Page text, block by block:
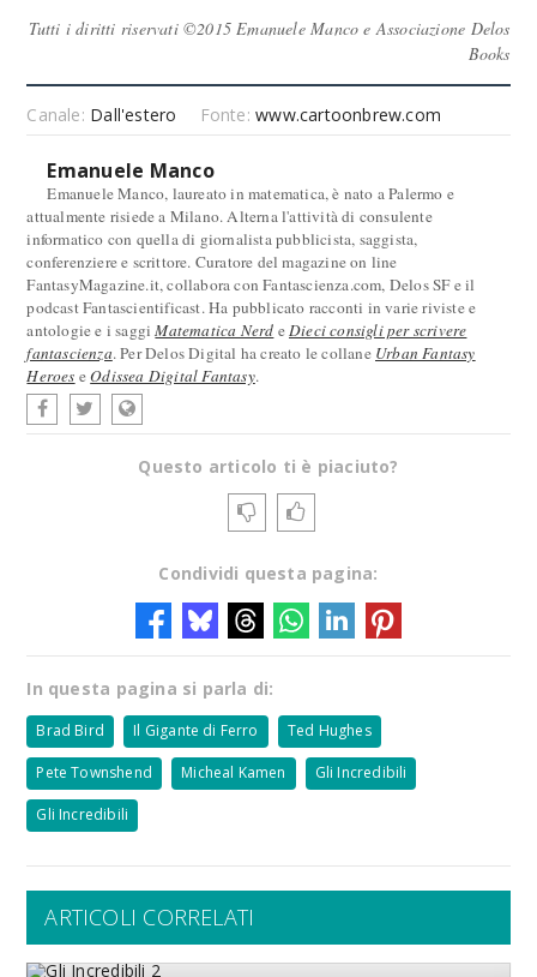
Tutti i diritti riservati ©2015 Emanuele Manco e Associazione Delos
Books
Canale: Dall'estero Fonte:www.cartoonbrew.com
Emanuele Manco
Emanuele Manco, laureato in matematica, è nato a Palermo e
attualmente risiede a Milano. Alterna l'attività di consulente
informatico con quella di giornalista pubblicista, saggista,
conferenziere e scrittore. Curatore del magazine on line
FantasyMagazine.it, collabora con Fantascienza.com, Delos SF e il
podcast Fantascientificast. Ha pubblicato racconti in varie riviste e
antologie e i saggiMatematica Nerd eDieci consigli per scrivere
fantascienza. Per Delos Digital ha creato le collane Urban Fantasy
Heroes eOdissea Digital Fantasy.
Questo articolo ti è piaciuto?
Condividi questa pagina:
In questa pagina si parla di:
Brad Bird Il Gigante di Ferro Ted Hughes
Pete Townshend Micheal Kamen Gli Incredibili
Gli Incredibili
ARTICOLI CORRELATI